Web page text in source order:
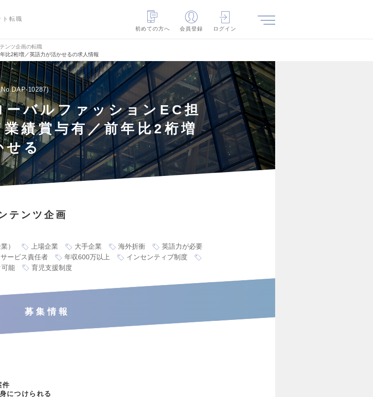
転職
初めての方へ
会員登録 ログイン
ンツ企画の転職
比2桁増／英語力が活かせるの求人情報
No.DAP-10287
バルファッションEC担
績賞与有／前年比2桁増
せる
テンツ企画
） 上場企業 大手企業 海外折衝
英語力が必要
サービス責任者 年収600万以上
インセンティブ制度
可能 育児支援制度
募集情報
件
につけられる